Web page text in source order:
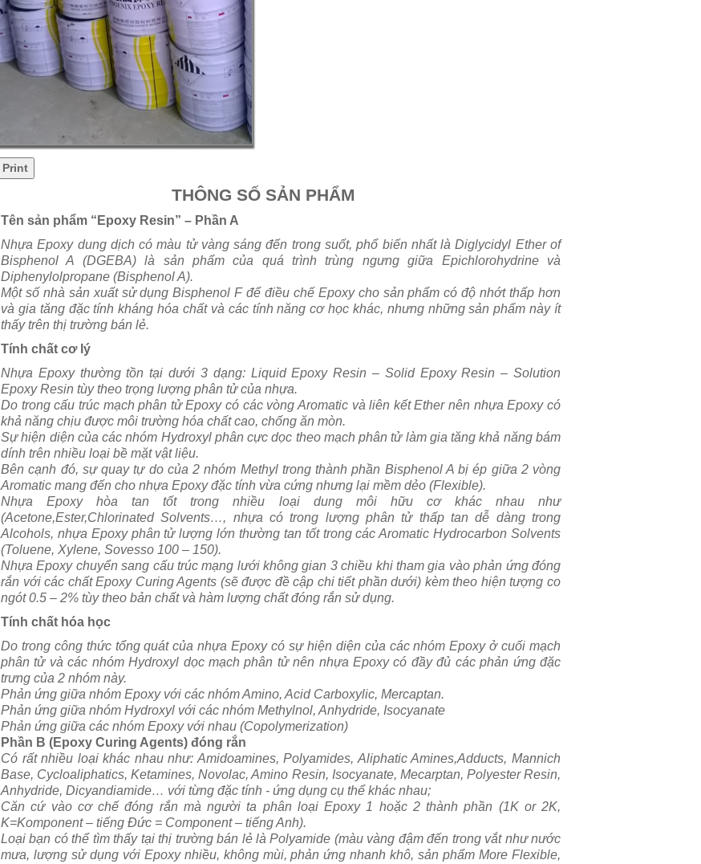
Print
THÔNG SỐ SẢN PHẨM
Tên sản phẩm “ Epoxy Resin” – Phần A
Nhựa Epoxy dung dịch có màu tử vàng sáng đến trong suốt, phổ biến nhất là Diglycidyl Ether of
Bisphenol A (DGEBA) là sản phẩm của quá trình trùng ngưng giữa Epichlorohydrine và
Diphenylolpropane (Bisphenol A).
Một số nhà sản xuất sử dụng Bisphenol F để điều chế Epoxy cho sản phẩm có độ nhớt thấp hơn
và gia tăng đặc tính kháng hóa chất và các tính năng cơ học khác, nhưng những sản phẩm này ít
thấy trên thị trường bán lẻ.
Tính chất cơ lý
Nhựa Epoxy thường tồn tại dưới 3 dạng: Liquid Epoxy Resin – Solid Epoxy Resin – Solution
Epoxy Resin tùy theo trọng lượng phân tử của nhựa.
Do trong cấu trúc mạch phân tử Epoxy có các vòng Aromatic và liên kết Ether nên nhựa Epoxy có
khả năng chịu được môi trường hóa chất cao, chống ăn mòn.
Sự hiện diện của các nhóm Hydroxyl phân cực dọc theo mạch phân tử làm gia tăng khả năng bám
dính trên nhiều loại bề mặt vật liệu.
Bên cạnh đó, sự quay tự do của 2 nhóm Methyl trong thành phần Bisphenol A bị ép giữa 2 vòng
Aromatic mang đến cho nhựa Epoxy đặc tính vừa cứng nhưng lại mềm dẻo (Flexible).
Nhựa Epoxy hòa tan tốt trong nhiều loại dung môi hữu cơ khác nhau như
(Acetone,Ester,Chlorinated Solvents…, nhựa có trong lượng phân tử thấp tan dễ dàng trong
Alcohols, nhựa Epoxy phân tử lượng lớn thường tan tốt trong các Aromatic Hydrocarbon Solvents
(Toluene, Xylene, Sovesso 100 – 150).
Nhựa Epoxy chuyển sang cấu trúc mạng lưới không gian 3 chiều khi tham gia vào phản ứng đóng
rắn với các chất Epoxy Curing Agents (sẽ được đề cập chi tiết phần dưới) kèm theo hiện tượng co
ngót 0.5 – 2% tùy theo bản chất và hàm lượng chất đóng rắn sử dụng.
Tính chất hóa học
Do trong công thức tổng quát của nhựa Epoxy có sự hiện diện của các nhóm Epoxy ở cuối mạch
phân tử và các nhóm Hydroxyl dọc mạch phân tử nên nhựa Epoxy có đầy đủ các phản ứng đặc
trưng của 2 nhóm này.
Phản ứng giữa nhóm Epoxy với các nhóm Amino, Acid Carboxylic, Mercaptan.
Phản ứng giữa nhóm Hydroxyl với các nhóm Methylnol, Anhydride, Isocyanate
Phản ứng giữa các nhóm Epoxy với nhau (Copolymerization)
Phần B (Epoxy Curing Agents) đóng rắn
Có rất nhiều loại khác nhau như: Amidoamines, Polyamides, Aliphatic Amines,Adducts, Mannich
Base, Cycloaliphatics, Ketamines, Novolac, Amino Resin, Isocyanate, Mecarptan, Polyester Resin,
Anhydride, Dicyandiamide… với từng đặc tính - ứng dụng cụ thể khác nhau;
Căn cứ vào cơ chế đóng rắn mà người ta phân loại Epoxy 1 hoặc 2 thành phần (1K or 2K,
K=Komponent – tiếng Đức = Component – tiếng Anh).
Loại bạn có thể tìm thấy tại thị trường bán lẻ là Polyamide (màu vàng đậm đến trong vắt như nước
mưa, lượng sử dụng với Epoxy nhiều, không mùi, phản ứng nhanh khô, sản phẩm More Flexible,